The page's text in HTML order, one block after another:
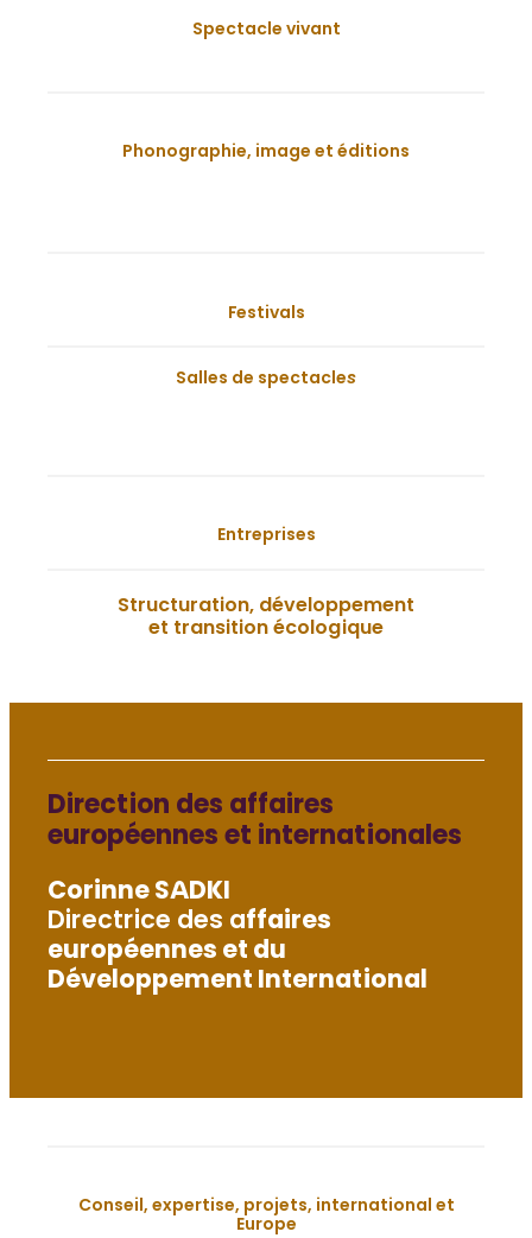
Spectacle vivant
Phonographie, image et éditions
Festivals
Salles de spectacles
Entreprises
Structuration, développement
et transition écologique
Direction des affaires
européennes et internationales
Corinne SADKI
Directrice des affaires
européennes et du
Développement International
Conseil, expertise, projets, international et
Europe